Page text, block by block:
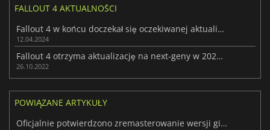
FALLOUT 4 AKTUALNOŚCI
Fallout 4 w końcu doczekał się oczekiwanej aktualizacji na next-geny
12.04.2024
Fallout 4 otrzyma aktualizację na next-geny w 2023 roku
26.10.2022
POWIĄZANE ARTYKUŁY
Oficjalnie potwierdzono zremasterowanie wersji gier Fallout 3 i New Vegas